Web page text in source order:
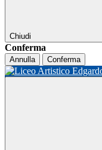
Chiudi
Conferma
Annulla Conferma